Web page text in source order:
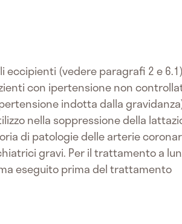
(vedere paragrafi 2 e
con ipertensione non
indotta dalla
nella soppressione della
di patologie delle arterie
gravi. Per il trattamento a
eseguito prima del trattamento